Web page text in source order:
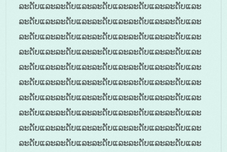
ລະດັບແລະລະດັບແລະລະດັບແລະລະດັບແລະລະດັບແລະ
ລະດັບແລະລະດັບແລະລະດັບແລະລະດັບແລະລະດັບແລະ
ລະດັບແລະລະດັບແລະລະດັບແລະລະດັບແລະລະດັບແລະ
ລະດັບແລະລະດັບແລະລະດັບແລະລະດັບແລະລະດັບແລະ
ລະດັບແລະລະດັບແລະລະດັບແລະລະດັບແລະລະດັບແລະ
ລະດັບແລະລະດັບແລະລະດັບແລະລະດັບແລະລະດັບແລະ
ລະດັບແລະລະດັບແລະລະດັບແລະລະດັບແລະລະດັບແລະ
ລະດັບແລະລະດັບແລະລະດັບແລະລະດັບແລະລະດັບແລະ
ລະດັບແລະລະດັບແລະລະດັບແລະລະດັບແລະລະດັບແລະ
ລະດັບແລະລະດັບແລະລະດັບແລະລະດັບແລະລະດັບແລະ